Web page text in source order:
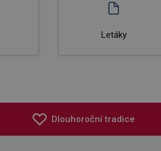
Letáky
Dlouhoroční tradice